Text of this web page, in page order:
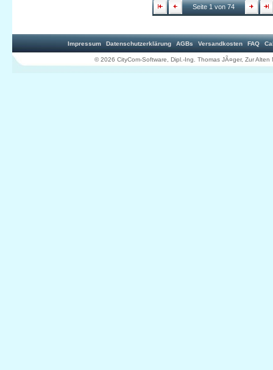
Seite 1 von 74
Impressum Datenschutzerklärung AGBs Versandkosten FAQ
© 2026 CityCom-Software, Dipl.-Ing. Thomas JÃ¤ger, Zur